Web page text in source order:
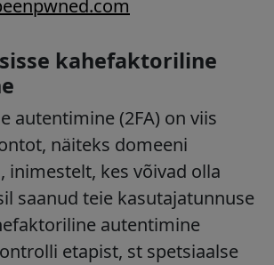
kahefaktoriline
autentimine (2FA) on viis
näiteks domeeni
inimestelt, kes võivad olla
saanud teie kasutajatunnuse
autentimine
etapist, st spetsiaalse